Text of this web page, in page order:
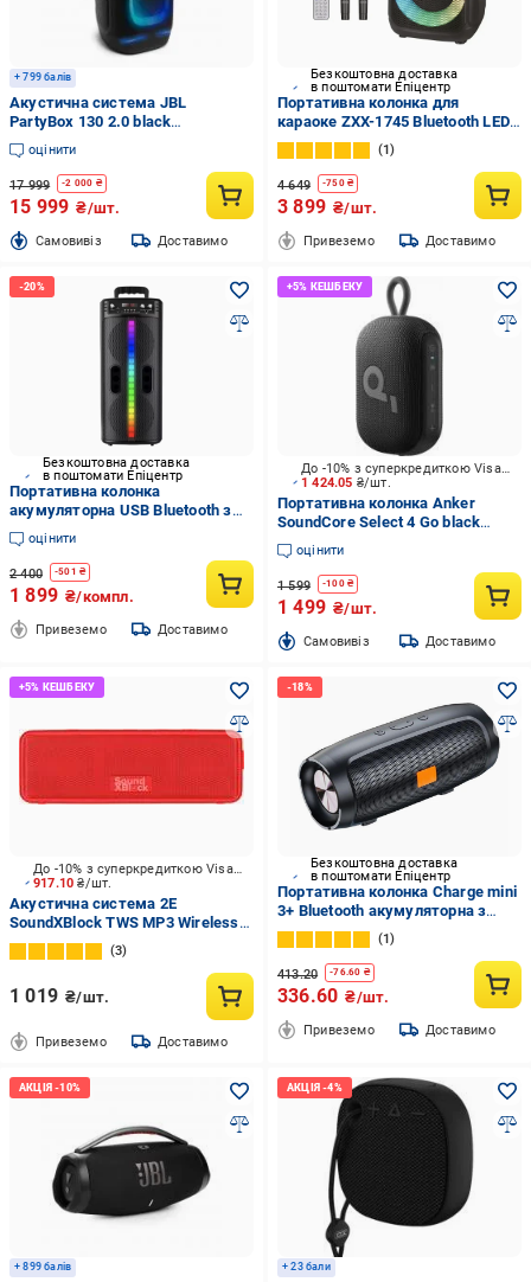
+ 799 балів
Акустична система JBL
PartyBox 130 2.0 black
(JBLPB130BLKEP)
оцінити
17 999 -2 000 ₴
15 999 ₴/шт.
Cамовивіз Доставимо
Безкоштовна доставка
в поштомати Епіцентр
Портативна колонка для
караоке ZXX-1745 Bluetooth LED-
підсвітка з мікрофонами 60 Вт
8" (33146494)
1
4 649 -750₴
3 899 ₴/шт.
Привеземо Доставимо
Безкоштовна доставка
в поштомати Епіцентр
Портативна колонка
акумуляторна USB Bluetooth з
мікрофоном 8,5" 40 W (2806)
оцінити
2 400 -501 ₴
1 899 ₴/компл.
Привеземо Доставимо
1 424.05 ₴/шт.
До -10% з суперкредиткою Visa Вигода
Портативна колонка Anker
SoundСore Select 4 Go black
(A31X1011)
оцінити
1 599 -100₴
1 499 ₴/шт.
Cамовивіз Доставимо
917.10₴/шт.
До -10% з суперкредиткою Visa Вигода
Акустична система 2E
SoundXBlock TWS MP3 Wireless
Waterproof 2.0 red (2E-
BSSXBWRD)
3
1 019 ₴/шт.
Привеземо Доставимо
Безкоштовна доставка
в поштомати Епіцентр
Портативна колонка Сharge mini
3+ Bluetooth акумуляторна з
вологозахистом Чорний
(2240310060)
1
413.20 -76.60 ₴
336.60 ₴/шт.
Привеземо Доставимо
+ 899 балів + 23 бали